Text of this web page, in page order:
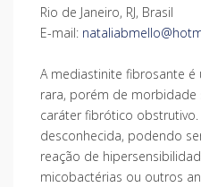
Rio de Janeiro, RJ, Brasil
E-mail:
A mediastinite fibrosante é
rara, porém de morbidade
caráter fibrótico obstrutivo.
desconhecida, podendo
reação de
micobactérias ou outros